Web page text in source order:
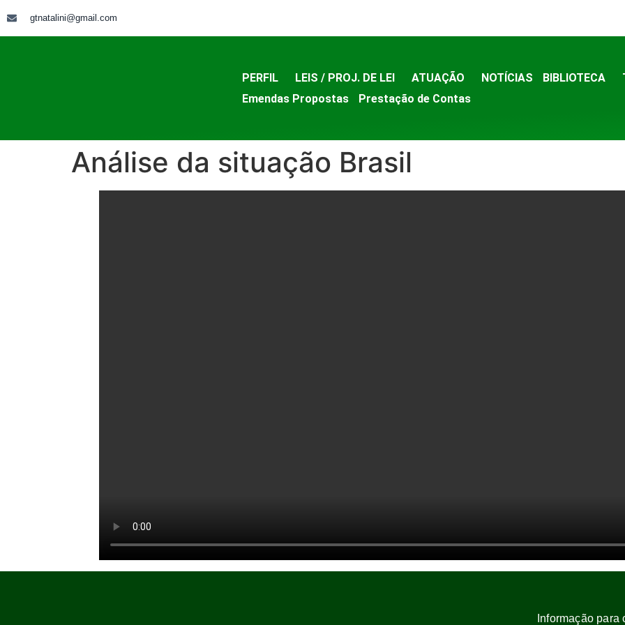
gtnatalini@gmail.com
PERFIL LEIS / PROJ. DE LEI ATUAÇÃO NOTÍCIAS BIBLIOTECA
Emendas Propostas
Prestação de Contas
Análise da situação Brasil
Informação para